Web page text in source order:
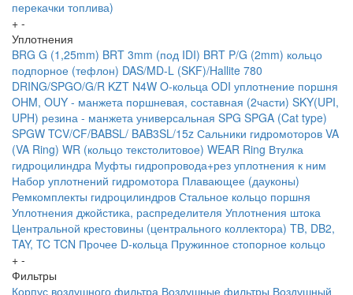
перекачки топлива)
+ -
Уплотнения
BRG G (1,25mm) BRT 3mm (под IDI) BRT P/G (2mm) кольцо
подпорное (тефлон) DAS/MD-L (SKF)/Hallite 780
DRING/SPGO/G/R KZT N4W O-кольца ODI уплотнение поршня
OHM, OUY - манжета поршневая, составная (2части) SKY(UPI,
UPH) резина - манжета универсальная SPG SPGA (Cat type)
SPGW TCV/CF/BABSL/ BAB3SL/15z Сальники гидромоторов VA
(VA Ring) WR (кольцо текстолитовое) WEAR Ring Втулка
гидроцилиндра Муфты гидропровода+рез уплотнения к ним
Набор уплотнений гидромотора Плавающее (дауконы)
Ремкомплекты гидроцилиндров Стальное кольцо поршня
Уплотнения джойстика, распределителя Уплотнения штока
Центральной крестовины (центрального коллектора) TB, DB2,
TAY, TC TCN Прочее D-кольца Пружинное стопорное кольцо
+ -
Фильтры
Корпус воздушного фильтра Воздушные фильтры Воздушный